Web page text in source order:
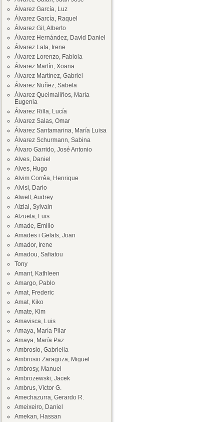
Álvarez García, Luz
Álvarez García, Raquel
Álvarez Gil, Alberto
Álvarez Hernández, David Daniel
Álvarez Lata, Irene
Álvarez Lorenzo, Fabiola
Álvarez Martín, Xoana
Álvarez Martínez, Gabriel
Álvarez Nuñez, Sabela
Álvarez Queimaliños, María
Eugenia
Álvarez Rilla, Lucía
Álvarez Salas, Omar
Álvarez Santamarina, María Luisa
Álvarez Schurmann, Sabina
Álvaro Garrido, José Antonio
Alves, Daniel
Alves, Hugo
Alvim Corrêa, Henrique
Alvisi, Dario
Alwett, Audrey
Alzial, Sylvain
Alzueta, Luis
Amade, Emilio
Amades i Gelats, Joan
Amador, Irene
Amadou, Safiatou
Tony
Amant, Kathleen
Amargo, Pablo
Amat, Frederic
Amat, Kiko
Amate, Kim
Amavisca, Luis
Amaya, María Pilar
Amaya, María Paz
Ambrosio, Gabriella
Ambrosio Zaragoza, Miguel
Ambrosy, Manuel
Ambrozewski, Jacek
Ambrus, Víctor G.
Amechazurra, Gerardo R.
Ameixeiro, Daniel
Amekan, Hassan